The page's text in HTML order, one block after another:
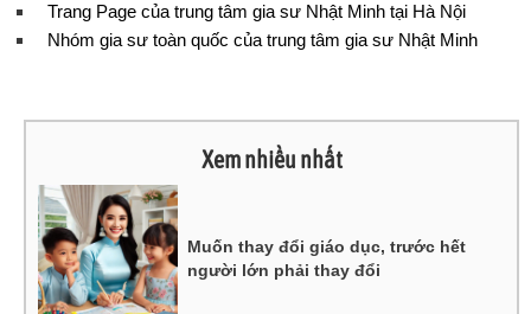
Trang Page của trung tâm gia sư Nhật Minh tại Hà Nội
Nhóm gia sư toàn quốc của trung tâm gia sư Nhật Minh
Xem nhiều nhất
Muốn thay đổi giáo dục, trước hết
người lớn phải thay đổi